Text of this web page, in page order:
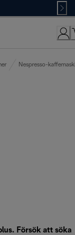
Nespresso-
Försök att söka